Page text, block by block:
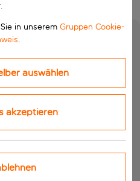
in unserem Gruppen Cookie-
.
auswählen
akzeptieren